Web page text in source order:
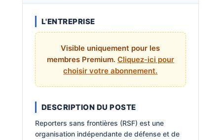
L'ENTREPRISE
Visible uniquement pour les
membres Premium. Cliquez-ici pour
choisir votre abonnement.
DESCRIPTION DU POSTE
Reporters sans frontières (RSF) est une
organisation indépendante de défense et de